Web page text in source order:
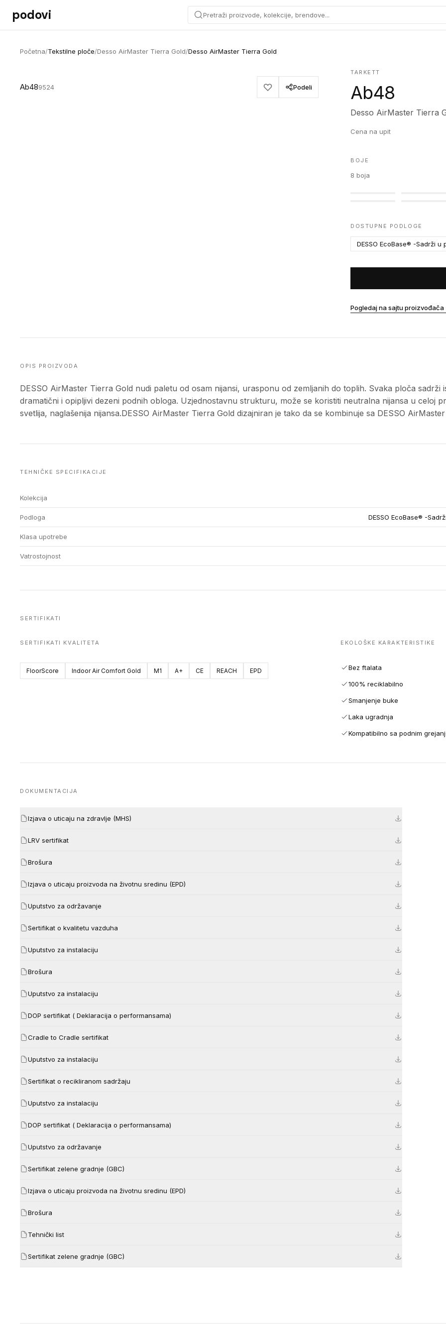
Preskoči na sadržaj
podovi Pretraži proizvode, kolekcije, brendove...
Početna/Tekstilne ploče/Desso AirMaster Tierra Gold/Desso AirMaster Tierra Gold
Ab489524 Podeli
TARKETT
Ab48
Desso AirMaster Tierra
Cena na upit
BOJE
8 boja
DOSTUPNE PODLOGE
DESSO EcoBase® -Sadrži
Pogledaj na sajtu proizvođača
OPIS PROIZVODA
DESSO AirMaster Tierra Gold nudi paletu od osam nijansi, urasponu od zemljanih do toplih. Svaka ploča
dramatični i opipljivi dezeni podnih obloga. Uzjednostavnu strukturu, može se koristiti neutralna nijansa u celoj
svetlija, naglašenija nijansa.DESSO AirMaster Tierra Gold dizajniran je tako da se kombinuje sa DESSO
TEHNIČKE SPECIFIKACIJE
Kolekcija
Podloga DESSO EcoBase® -
Klasa upotrebe
Vatrostojnost
SERTIFIKATI
SERTIFIKATI KVALITETA
FloorScore Indoor Air Comfort Gold M1 A+ CE REACH EPD
EKOLOŠKE KARAKTERISTIKE
Bez ftalata
100% reciklabilno
Smanjenje buke
Laka ugradnja
Kompatibilno sa podnim
DOKUMENTACIJA
Izjava o uticaju na zdravlje (MHS)
LRV sertifikat
Brošura
Izjava o uticaju proizvoda na životnu sredinu (EPD)
Uputstvo za održavanje
Sertifikat o kvalitetu vazduha
Uputstvo za instalaciju
Brošura
Uputstvo za instalaciju
DOP sertifikat ( Deklaracija o performansama)
Cradle to Cradle sertifikat
Uputstvo za instalaciju
Sertifikat o recikliranom sadržaju
Uputstvo za instalaciju
DOP sertifikat ( Deklaracija o performansama)
Uputstvo za održavanje
Sertifikat zelene gradnje (GBC)
Izjava o uticaju proizvoda na životnu sredinu (EPD)
Brošura
Tehnički list
Sertifikat zelene gradnje (GBC)